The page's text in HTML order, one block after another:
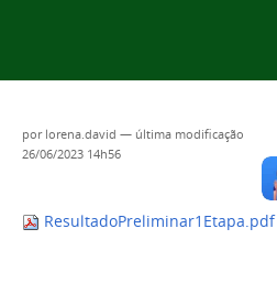
por lorena.david — última modificação
26/06/2023 14h56
ResultadoPreliminar1Etapa.pdf